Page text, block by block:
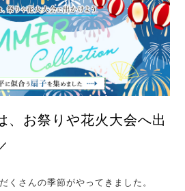
、お祭りや花火大会へ出
くさんの季節がやってきました。